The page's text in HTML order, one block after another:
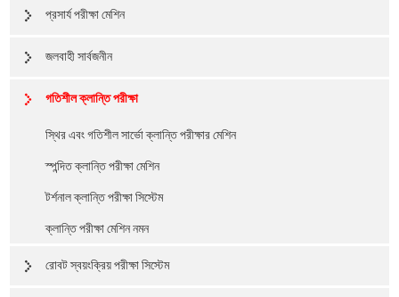
প্রসার্য পরীক্ষা মেশিন
জলবাহী সার্বজনীন
গতিশীল ক্লান্তি পরীক্ষা
স্থির এবং গতিশীল সার্ভো ক্লান্তি পরীক্ষার মেশিন
স্পন্দিত ক্লান্তি পরীক্ষা মেশিন
টর্শনাল ক্লান্তি পরীক্ষা সিস্টেম
ক্লান্তি পরীক্ষা মেশিন নমন
রোবট স্বয়ংক্রিয় পরীক্ষা সিস্টেম